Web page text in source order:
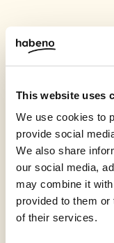
This website uses
We use cookies to
provide social
We also share
our social media,
may combine it
provided to them
of their services.